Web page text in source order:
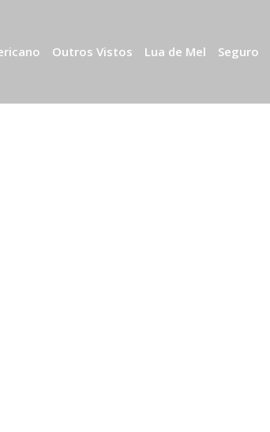
Outros Vistos Lua de Mel Seguro